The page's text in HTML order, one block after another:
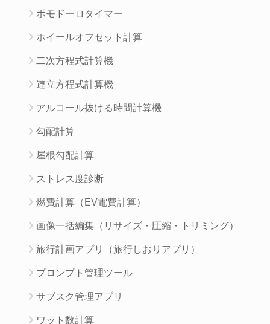
ポモドーロタイマー
ホイールオフセット計算
二次方程式計算機
連立方程式計算機
アルコール抜ける時間計算機
勾配計算
屋根勾配計算
ストレス度診断
燃費計算（EV電費計算）
画像一括編集（リサイズ・圧縮・トリミング）
旅行計画アプリ（旅行しおりアプリ）
プロンプト管理ツール
サブスク管理アプリ
ワット数計算